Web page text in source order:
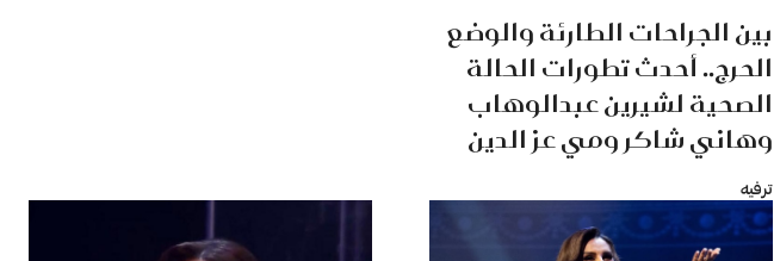
بين الجراحات الطارئة والوضع
الحرج.. أحدث تطورات الحالة
الصحية لشيرين عبدالوهاب
وهاني شاكر ومي عز الدين
ترفيه